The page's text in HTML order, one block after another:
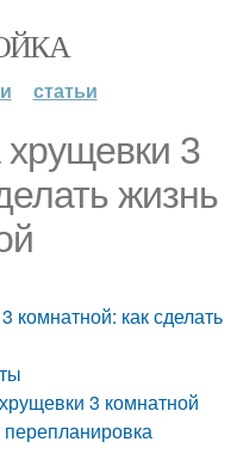
статьи
3
жизнь
комнатной: как сделать
3 комнатной